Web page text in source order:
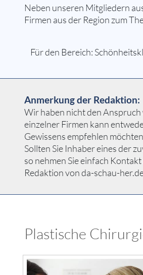
Neben unseren Mitgliedern
Firmen aus der Region zum
Für den Bereich:
Anmerkung der Redaktion:
Wir haben nicht den Anspruch
einzelner Firmen kann
Gewissens empfehlen
Sollten Sie Inhaber eines der
so nehmen Sie einfach
Redaktion von da-schau-
Plastische